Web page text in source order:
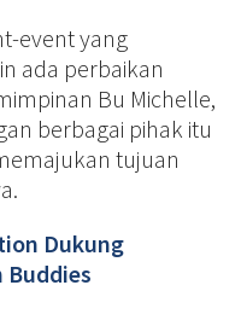
event yang
ada perbaikan
Bu Michelle,
berbagai pihak itu
tujuan
Dukung
Buddies